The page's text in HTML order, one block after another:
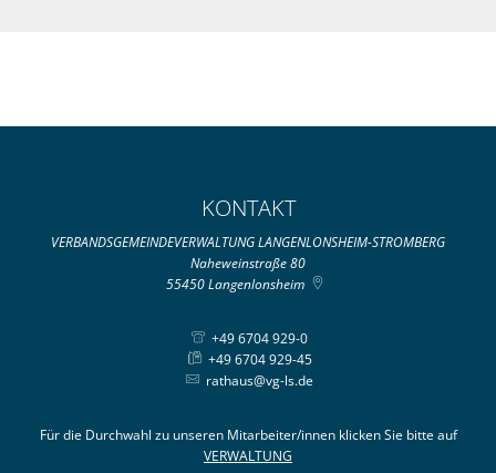
KONTAKT
VERBANDSGEMEINDEVERWALTUNG LANGENLONSHEIM-STROMBERG
Naheweinstraße 80
55450 Langenlonsheim
+49 6704 929-0
+49 6704 929-45
rathaus@vg-ls.de
Für die Durchwahl zu unseren Mitarbeiter/innen klicken Sie bitte auf
VERWALTUNG